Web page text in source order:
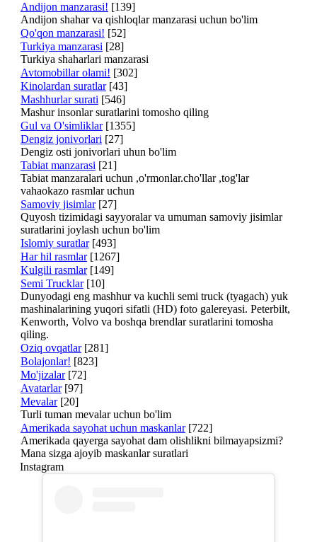
Andijon manzarasi! [139]
Andijon shahar va qishloqlar manzarasi uchun bo'lim
Qo'qon manzarasi! [52]
Turkiya manzarasi [28]
Turkiya shaharlari manzarasi
Avtomobillar olami! [302]
Kinolardan suratlar [43]
Mashhurlar surati [546]
Mashur insonlar suratlarini tomosho qiling
Gul va O'simliklar [1355]
Dengiz jonivorlari [27]
Dengiz osti jonivorlari uhun bo'lim
Tabiat manzarasi [21]
Tabiat manzaralari uchun ,o'rmonlar.cho'llar ,tog'lar
vahaokazo rasmlar uchun
Samoviy jisimlar [27]
Quyosh tizimidagi sayyoralar va umuman samoviy jisimlar
suratlarini joylash uchun bo'lim
Islomiy suratlar [493]
Har hil rasmlar [1267]
Kulgili rasmlar [149]
Semi Trucklar [10]
Dunyodagi eng mashhur va kuchli semi truck (tyagach) yuk
mashinalarining yuqori sifatli (HD) foto galereyasi. Peterbilt,
Kenworth, Volvo va boshqa brendlar suratlarini tomosha
qiling.
Oziq ovqatlar [281]
Bolajonlar! [823]
Mo'jizalar [72]
Avatarlar [97]
Mevalar [20]
Turli tuman mevalar uchun bo'lim
Amerikada sayohat uchun maskanlar [722]
Amerikada qayerga sayohat dam olishlikni bilmayapsizmi?
Mana sizga ajoyib maskanlar suratlari
Instagram